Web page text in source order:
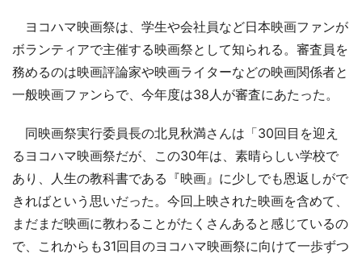
ヨコハマ映画祭は、学生や会社員など日本映画ファンが
ボランティアで主催する映画祭として知られる。審査員を
務めるのは映画評論家や映画ライターなどの映画関係者と
一般映画ファンらで、今年度は38人が審査にあたった。
同映画祭実行委員長の北見秋満さんは「30回目を迎え
るヨコハマ映画祭だが、この30年は、素晴らしい学校で
あり、人生の教科書である『映画』に少しでも恩返しがで
きればという思いだった。今回上映された映画を含めて、
まだまだ映画に教わることがたくさんあると感じているの
で、これからも31回目のヨコハマ映画祭に向けて一歩ずつ